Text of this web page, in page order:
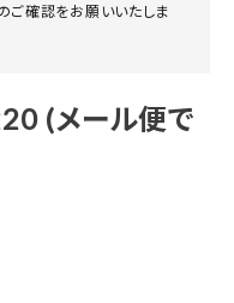
ご確認をお願いいたしま
(メール便で